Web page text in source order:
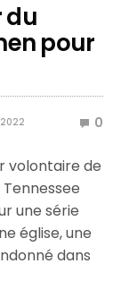
du
pour
2022 0
volontaire de
une série
église, une
dans